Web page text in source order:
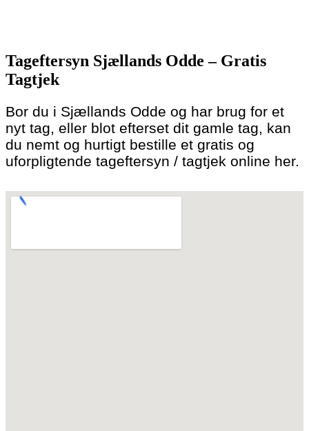
to
content
Tageftersyn Sjællands Odde – Gratis
Tagtjek
Bor du i Sjællands Odde og har brug for et
nyt tag, eller blot efterset dit gamle tag, kan
du nemt og hurtigt bestille et gratis og
uforpligtende tageftersyn / tagtjek online her.